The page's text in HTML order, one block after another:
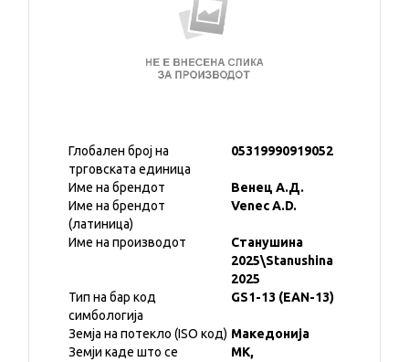
Глобален број на
трговската единица
05319990919052
Име на брендот
Венец А.Д.
Име на брендот
(латиница)
Venec A.D.
Име на производот
Станушина
2025\Stanushina
2025
Тип на бар код
симбологија
GS1-13 (EAN-13)
Земја на потекло (ISO код) Македонија
Земји каде што се
MK,